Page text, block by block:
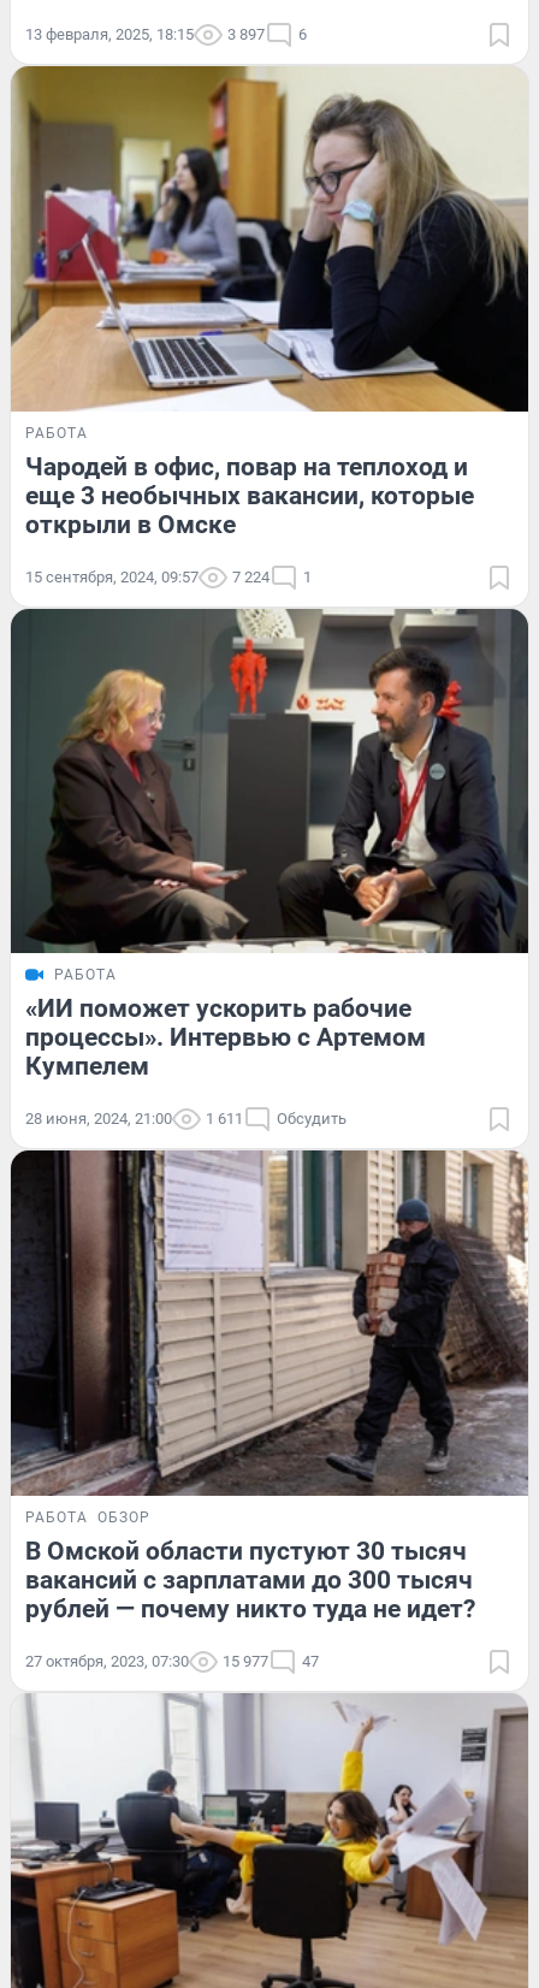
13 февраля, 2025, 18:15 3 897 6
РАБОТА
Чародей в офис, повар на теплоход и
еще 3 необычных вакансии, которые
открыли в Омске
15 сентября, 2024, 09:57 7 224 1
РАБОТА
«ИИ поможет ускорить рабочие
процессы». Интервью с Артемом
Кумпелем
28 июня, 2024, 21:00 1 611 Обсудить
РАБОТА ОБЗОР
В Омской области пустуют 30 тысяч
вакансий с зарплатами до 300 тысяч
рублей — почему никто туда не идет?
27 октября, 2023, 07:30 15 977 47